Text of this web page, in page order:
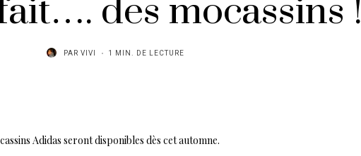
des mocassins !
PAR VIVI 1 MIN. DE LECTURE
Adidas seront disponibles dès cet automne.